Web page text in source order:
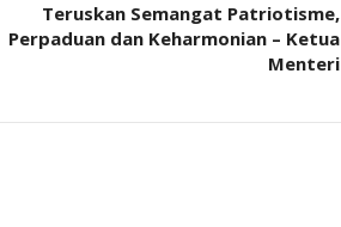
Teruskan Semangat Patriotisme,
Perpaduan dan Keharmonian – Ketua
Menteri